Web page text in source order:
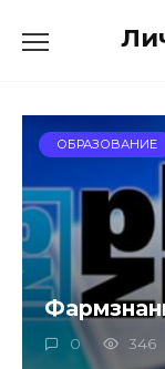
ОБРАЗОВАНИЕ
0 346